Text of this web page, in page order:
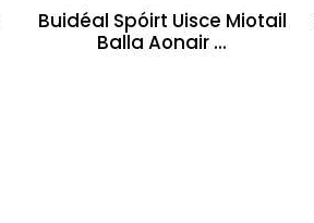
Buidéal Spóirt Uisce Miotail
Balla Aonair ...